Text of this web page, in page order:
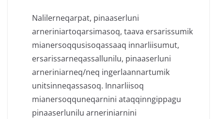
Nalilerneqarpat, pinaaserluni
arneriniartoqarsimasoq, taava ersarissumik
mianersoqqusisoqassaaq innarliisumut,
ersarissarneqassallunilu, pinaaserluni
arneriniarneq/neq ingerlaannartumik
unitsinneqassasoq. Innarliisoq
mianersoqquneqarnini ataqqinngippagu
pinaaserlunilu arneriniarnini